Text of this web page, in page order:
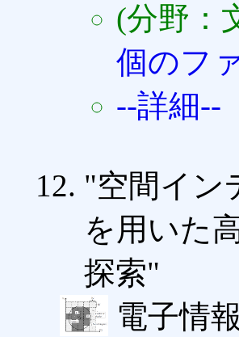
(分野：
個のフ
--詳細--
"空間イン
を用いた
探索"
電子情